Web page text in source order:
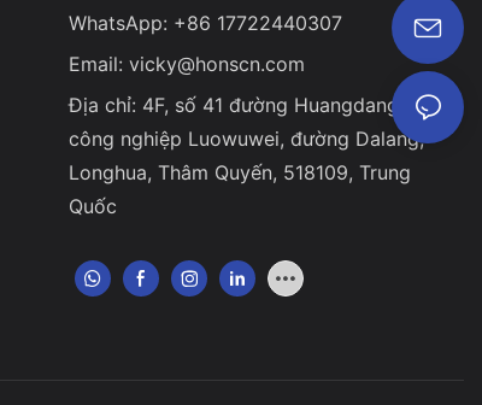
WhatsApp: +86 17722440307
Email: vicky@honscn.com
Địa chỉ: 4F, ​​số 41 đường Huangdang, khu
công nghiệp Luowuwei, đường Dalang,
Longhua, Thâm Quyến, 518109, Trung
Quốc